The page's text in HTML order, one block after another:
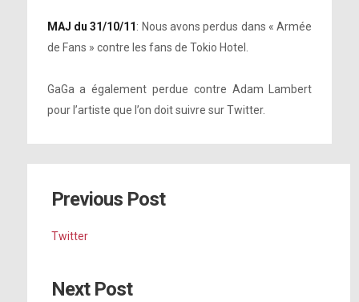
MAJ du 31/10/11: Nous avons perdus dans « Armée
de Fans » contre les fans de Tokio Hotel.
GaGa a également perdue contre Adam Lambert
pour l’artiste que l’on doit suivre sur Twitter.
Previous Post
Twitter
Next Post